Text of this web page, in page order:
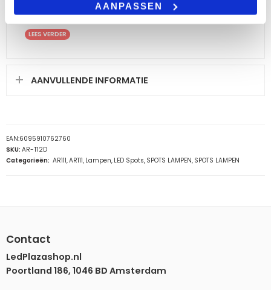
AANPASSEN
LEES VERDER
AANVULLENDE INFORMATIE
EAN:6095910762760
SKU: AR-T12D
Categorieën: AR111,AR111, Lampen, LED Spots, SPOTS LAMPEN, SPOTS LAMPEN
Contact
LedPlazashop.nl
Poortland 186, 1046 BD Amsterdam